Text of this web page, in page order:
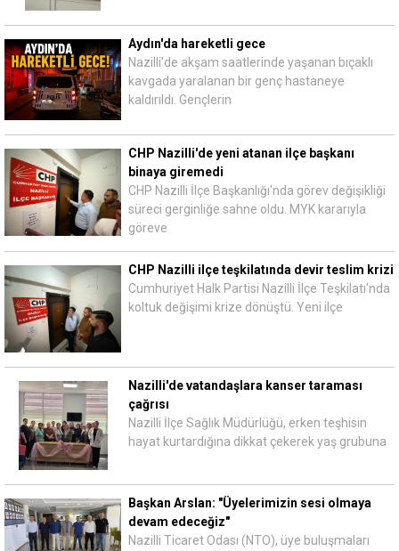
Aydın'da hareketli gece
Nazilli'de akşam saatlerinde yaşanan bıçaklı
kavgada yaralanan bir genç hastaneye
kaldırıldı. Gençlerin
CHP Nazilli'de yeni atanan ilçe başkanı
binaya giremedi
CHP Nazilli İlçe Başkanlığı'nda görev değişikliği
süreci gerginliğe sahne oldu. MYK kararıyla
göreve
CHP Nazilli ilçe teşkilatında devir teslim krizi
Cumhuriyet Halk Partisi Nazilli İlçe Teşkilatı'nda
koltuk değişimi krize dönüştü. Yeni ilçe
Nazilli'de vatandaşlara kanser taraması
çağrısı
Nazilli İlçe Sağlık Müdürlüğü, erken teşhisin
hayat kurtardığına dikkat çekerek yaş grubuna
Başkan Arslan: "Üyelerimizin sesi olmaya
devam edeceğiz"
Nazilli Ticaret Odası (NTO), üye buluşmaları